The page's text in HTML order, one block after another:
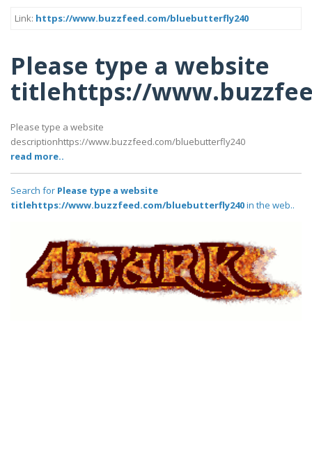
Link: https://www.buzzfeed.com/bluebutterfly240
Please type a website
titlehttps://
Please type a website
descriptionhttps://www.buzzfeed.com/bluebutterfly240
read more..
Search for Please type a website
titlehttps://www.buzzfeed.com/bluebutterfly240in the web..